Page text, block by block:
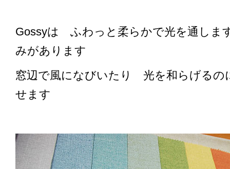
Gossyは ふわっと柔らかで光を通し
みがあります
窓辺で風になびいたり 光を和らげる
せます